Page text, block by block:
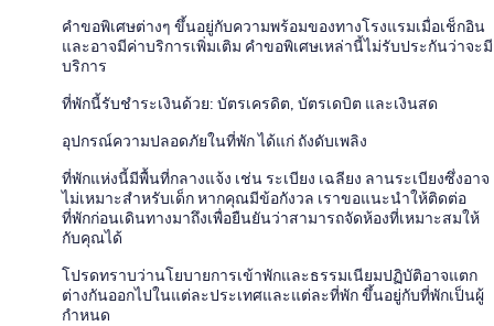
คำขอพิเศษต่างๆ ขึ้นอยู่กับความพร้อมของทางโรงแรมเมื่อเช็กอิน
และอาจมีค่าบริการเพิ่มเติม คำขอพิเศษเหล่านี้ไม่รับประกันว่าจะมี
บริการ
ที่พักนี้รับชำระเงินด้วย: บัตรเครดิต, บัตรเดบิต และเงินสด
อุปกรณ์ความปลอดภัยในที่พัก ได้แก่ ถังดับเพลิง
ที่พักแห่งนี้มีพื้นที่กลางแจ้ง เช่น ระเบียง เฉลียง ลานระเบียงซึ่งอาจ
ไม่เหมาะสำหรับเด็ก หากคุณมีข้อกังวล เราขอแนะนำให้ติดต่อ
ที่พักก่อนเดินทางมาถึงเพื่อยืนยันว่าสามารถจัดห้องที่เหมาะสมให้
กับคุณได้
โปรดทราบว่านโยบายการเข้าพักและธรรมเนียมปฏิบัติอาจแตก
ต่างกันออกไปในแต่ละประเทศและแต่ละที่พัก ขึ้นอยู่กับที่พักเป็นผู้
กำหนด